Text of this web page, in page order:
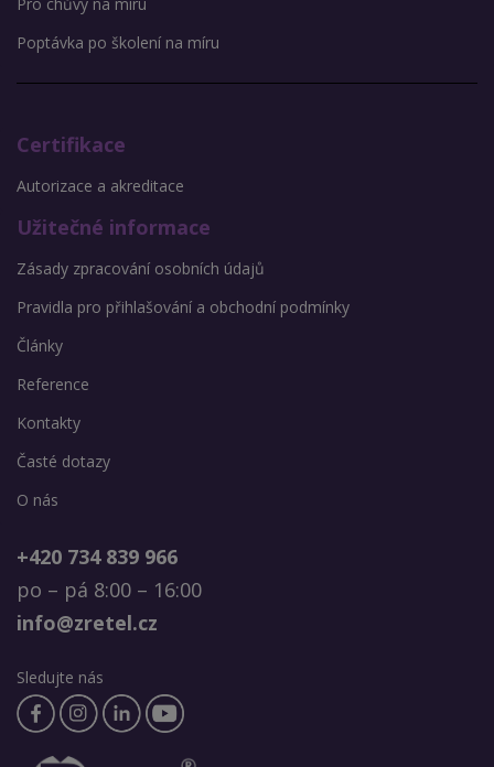
Poptávka po školení na míru
Certifikace
Autorizace a akreditace
Užitečné informace
Zásady zpracování osobních údajů
Pravidla pro přihlašování a obchodní podmínky
Články
Reference
Kontakty
Časté dotazy
O nás
+420 734 839 966
po – pá 8:00 – 16:00
info@zretel.cz
Sledujte nás